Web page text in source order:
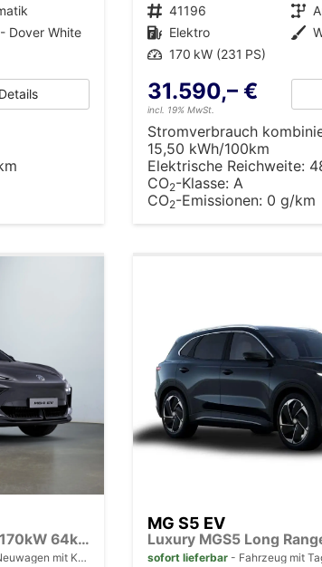
Dover White
Details
Fahrzeugnr. 41196 Getriebe
Kraftstoff Elektro Außenfarbe
Leistung 170 kW (231 PS)
31.590,– €
incl. 19% MwSt.
Stromverbrauch
15,50 kWh/100km
Elektrische Reichweite:
CO2-Klasse: A
CO2-Emissionen: 0 g/km
Comfort Long Range 231PS/170kW 64kWh 2025 | +7-Jahre/150.000km Werksgarantie
mit Kurzzeitzulassung
MG S5 EV
sofort lieferbar Fahrzeug mit